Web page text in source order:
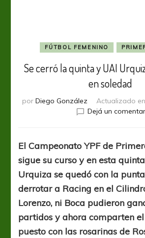
FÚTBOL FEMENINO
Se cerró la quinta y UAI
en soledad
por Diego González Actualizado en
Dejá un
El Campeonato YPF de
sigue su curso y en esta
Urquiza se quedó con la
derrotar a Racing en el
Lorenzo, ni Boca pudieron
partidos y ahora comparten
puesto con las rosarinas de